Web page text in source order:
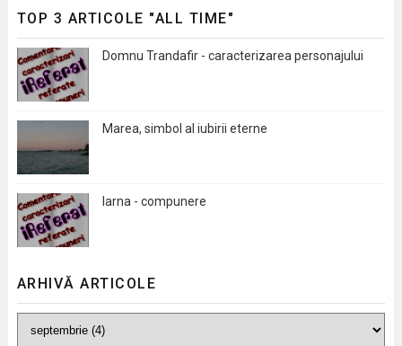
TOP 3 ARTICOLE "ALL TIME"
Domnu Trandafir - caracterizarea personajului
Marea, simbol al iubirii eterne
Iarna - compunere
ARHIVĂ ARTICOLE